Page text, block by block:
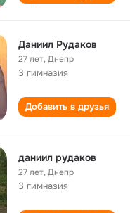
Даниил Рудаков
27 лет,Днепр
3 гимназия
Добавить в друзья
даниил рудаков
27 лет,Днепр
3 гимназия